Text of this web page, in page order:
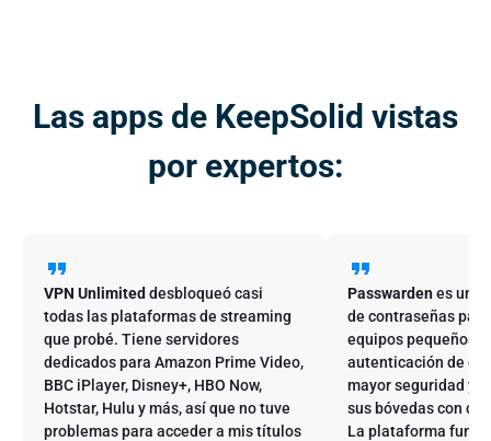
Las apps de KeepSolid vistas
por expertos:
VPN Unlimited desbloqueó casi
todas las plataformas de streaming
que probé. Tiene servidores
dedicados para Amazon Prime Video,
BBC iPlayer, Disney+, HBO Now,
Hotstar, Hulu y más, así que no tuve
problemas para acceder a mis títulos
Passwardenes un
de contraseñas
equipos pequeños.
autenticación de
mayor seguridad y
sus bóvedas con
La plataforma